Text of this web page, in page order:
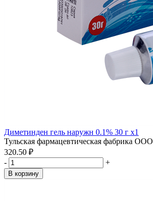
Диметинден гель наружн 0.1% 30 г x1
Тульская фармацевтическая фабрика ООО
320.50 ₽
-
+
В корзину